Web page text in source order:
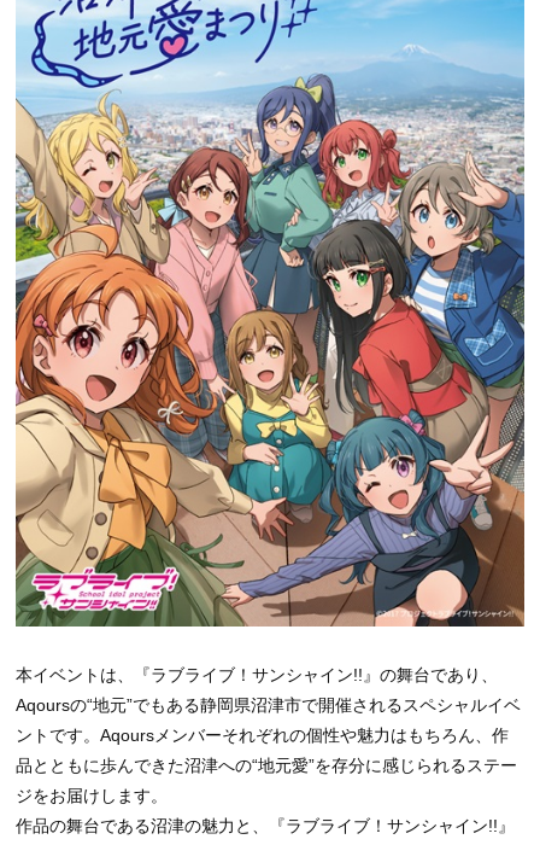
本イベントは、『ラブライブ！サンシャイン!!』の舞台であり、
Aqoursの“地元”でもある静岡県沼津市で開催されるスペシャルイベ
ントです。Aqoursメンバーそれぞれの個性や魅力はもちろん、作
品とともに歩んできた沼津への“地元愛”を存分に感じられるステー
ジをお届けします。
作品の舞台である沼津の魅力と、『ラブライブ！サンシャイン!!』